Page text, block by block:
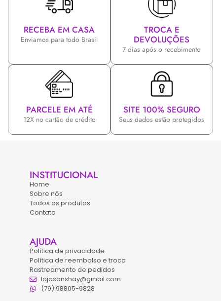
RECEBA EM CASA
Enviamos para todo Brasil
TROCA E
DEVOLUÇÕES
7 dias após o recebimento
PARCELE EM ATÉ
12X no cartão de crédito
SITE 100% SEGURO
Seus dados estão protegidos
INSTITUCIONAL
Home
Sobre nós
Todos os produtos
Contato
AJUDA
Política de privacidade
Política de reembolso e troca
Rastreamento de pedidos
lojasanshay@gmail.com
(79) 98805-9828